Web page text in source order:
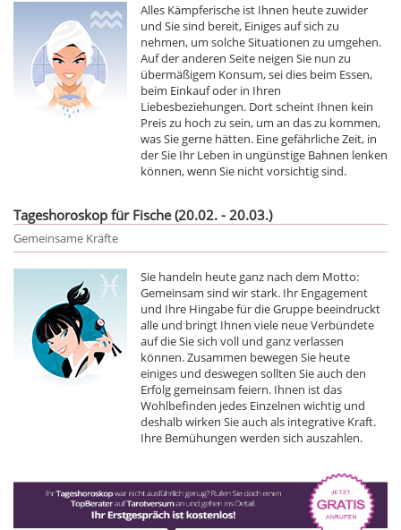
Alles Kämpferische ist Ihnen heute zuwider
und Sie sind bereit, Einiges auf sich zu
nehmen, um solche Situationen zu umgehen.
Auf der anderen Seite neigen Sie nun zu
übermäßigem Konsum, sei dies beim Essen,
beim Einkauf oder in Ihren
Liebesbeziehungen. Dort scheint Ihnen kein
Preis zu hoch zu sein, um an das zu kommen,
was Sie gerne hätten. Eine gefährliche Zeit, in
der Sie Ihr Leben in ungünstige Bahnen lenken
können, wenn Sie nicht vorsichtig sind.
Tageshoroskop für Fische (20.02. - 20.03.)
Gemeinsame Kräfte
Sie handeln heute ganz nach dem Motto:
Gemeinsam sind wir stark. Ihr Engagement
und Ihre Hingabe für die Gruppe beeindruckt
alle und bringt Ihnen viele neue Verbündete
auf die Sie sich voll und ganz verlassen
können. Zusammen bewegen Sie heute
einiges und deswegen sollten Sie auch den
Erfolg gemeinsam feiern. Ihnen ist das
Wohlbefinden jedes Einzelnen wichtig und
deshalb wirken Sie auch als integrative Kraft.
Ihre Bemühungen werden sich auszahlen.